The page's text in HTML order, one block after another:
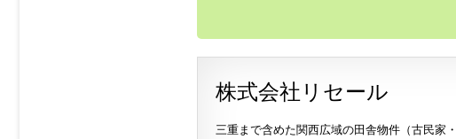
株式会社リセール
三重まで含めた関西広域の田舎物件（古民家